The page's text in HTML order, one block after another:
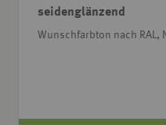
seidenglänzend
Wunschfarbton nach RAL,